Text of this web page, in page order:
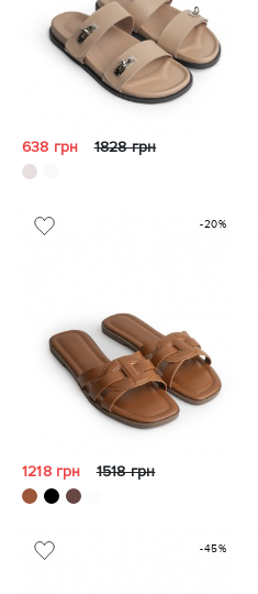
638 грн 1828 грн
-20%
1218 грн 1518 грн
-45%